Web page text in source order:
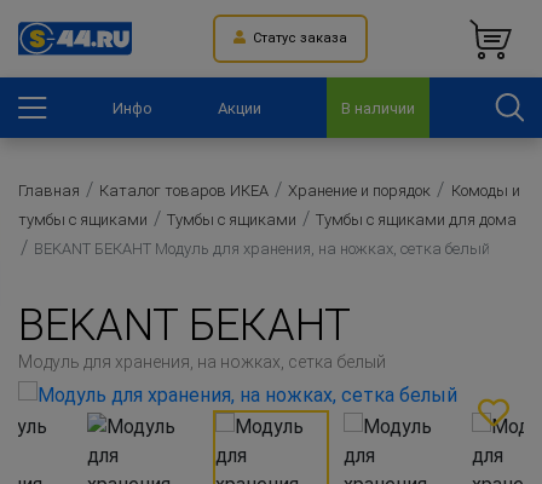
Статус заказа
Инфо Акции В наличии
Главная Каталог товаров ИКЕА Хранение и порядок
Комоды и
тумбы с ящиками
Тумбы с ящиками
Тумбы с ящиками для дома
BEKANT БЕКАНТ Модуль для хранения, на ножках, сетка белый
BEKANT БЕКАНТ
Модуль для хранения, на ножках, сетка белый